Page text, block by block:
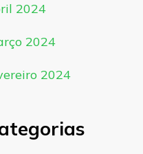
2024
2024
2024